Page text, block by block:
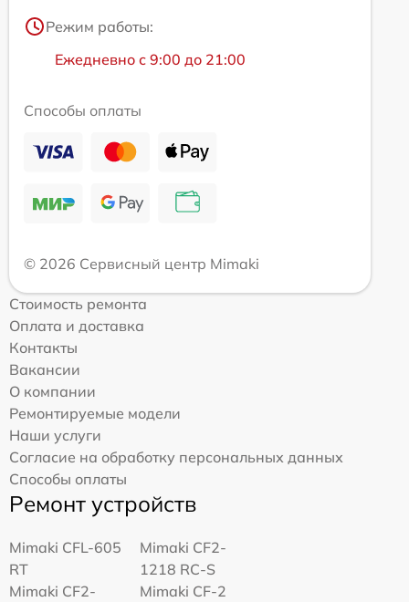
Режим работы:
Ежедневно с 9:00 до 21:00
Способы оплаты
© 2026 Сервисный центр Mimaki
Стоимость ремонта
Оплата и доставка
Контакты
Вакансии
О компании
Ремонтируемые модели
Наши услуги
Согласие на обработку персональных данных
Способы оплаты
Ремонт устройств
Mimaki CFL-605
RT
Mimaki CF2-
1218 RC-S
Mimaki CF2-
Mimaki CF-2